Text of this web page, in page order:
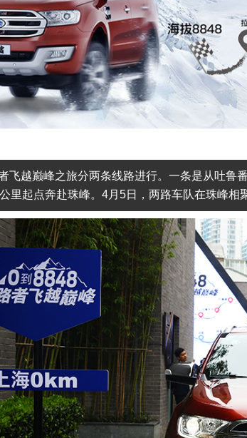
飞越巅峰之旅分两条线路进行。一条是从吐鲁
里起点奔赴珠峰。4月5日，两路车队在珠峰相